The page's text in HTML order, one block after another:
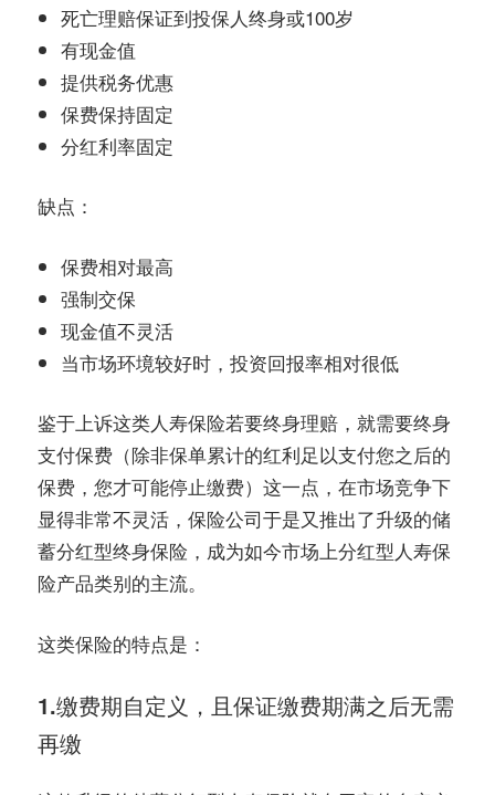
死亡理赔保证到投保人终身或100岁
有现金值
提供税务优惠
保费保持固定
分红利率固定
缺点：
保费相对最高
强制交保
现金值不灵活
当市场环境较好时，投资回报率相对很低
鉴于上诉这类人寿保险若要终身理赔，就需要终身
支付保费（除非保单累计的红利足以支付您之后的
保费，您才可能停止缴费）这一点，在市场竞争下
显得非常不灵活，保险公司于是又推出了升级的储
蓄分红型终身保险，成为如今市场上分红型人寿保
险产品类别的主流。
这类保险的特点是：
1.缴费期自定义，且保证缴费期满之后无需
再缴